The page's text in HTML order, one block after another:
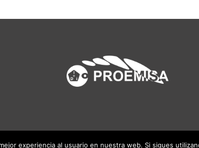
experiencia al usuario en nuestra web. Si sigues